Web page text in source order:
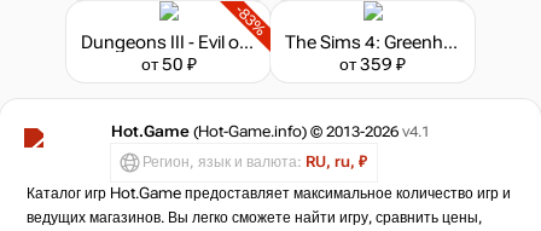
-83%
Dungeons III - Evil of the Caribbean
от 50 ₽
The Sims 4: Greenhouse Haven Kit
от 359 ₽
Hot.Game (Hot-Game.info) © 2013-2026 v4.1
Регион, язык и валюта: RU, ru, ₽
Каталог игр Hot.Game предоставляет максимальное количество игр и
ведущих магазинов. Вы легко сможете найти игру, сравнить цены,